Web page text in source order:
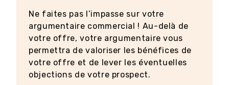
Ne faites pas l’impasse sur votre
argumentaire commercial ! Au-delà de
votre offre, votre argumentaire vous
permettra de valoriser les bénéfices de
votre offre et de lever les éventuelles
objections de votre prospect.